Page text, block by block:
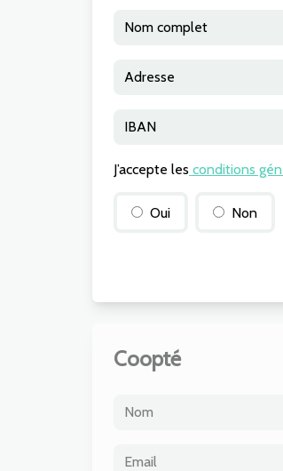
J’accepte les conditions
Oui Non
Coopté